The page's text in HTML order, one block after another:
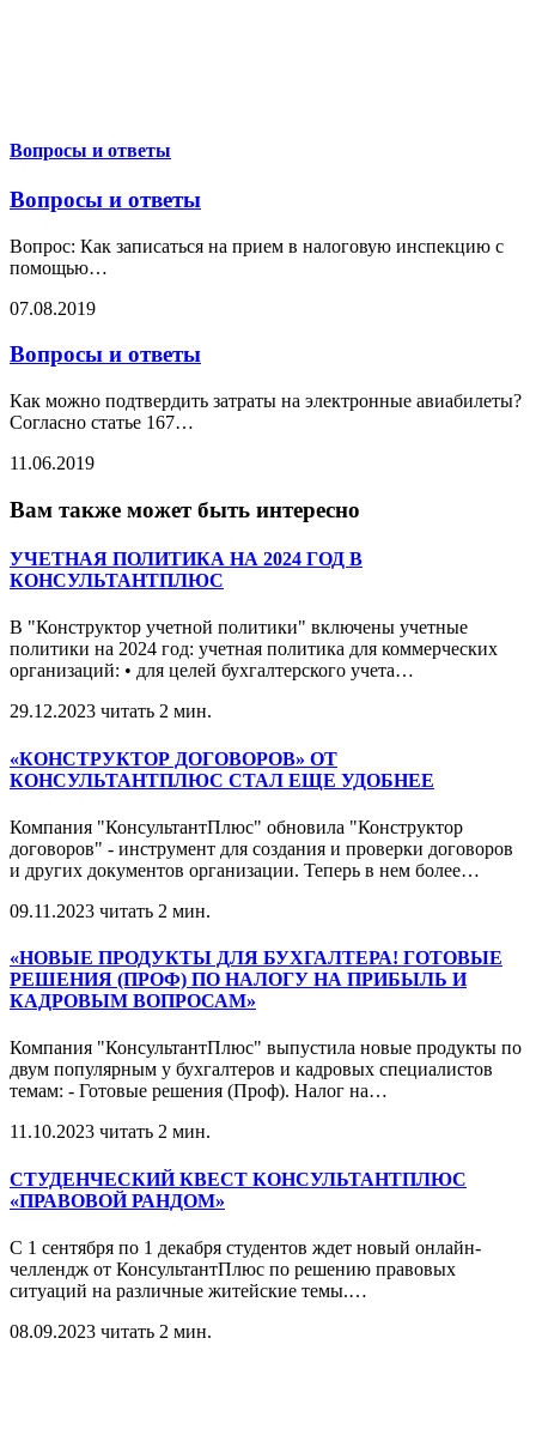
Вопросы и ответы
Вопросы и ответы
Вопрос: Как записаться на прием в налоговую инспекцию с
помощью…
07.08.2019
Вопросы и ответы
Как можно подтвердить затраты на электронные авиабилеты?
Согласно статье 167…
11.06.2019
Вам также может быть интересно
УЧЕТНАЯ ПОЛИТИКА НА 2024 ГОД В
КОНСУЛЬТАНТПЛЮС
В "Конструктор учетной политики" включены учетные
политики на 2024 год: учетная политика для коммерческих
организаций: • для целей бухгалтерского учета…
29.12.2023 читать 2 мин.
«КОНСТРУКТОР ДОГОВОРОВ» ОТ
КОНСУЛЬТАНТПЛЮС СТАЛ ЕЩЕ УДОБНЕЕ
Компания "КонсультантПлюс" обновила "Конструктор
договоров" - инструмент для создания и проверки договоров
и других документов организации. Теперь в нем более…
09.11.2023 читать 2 мин.
«НОВЫЕ ПРОДУКТЫ ДЛЯ БУХГАЛТЕРА! ГОТОВЫЕ
РЕШЕНИЯ (ПРОФ) ПО НАЛОГУ НА ПРИБЫЛЬ И
КАДРОВЫМ ВОПРОСАМ»
Компания "КонсультантПлюс" выпустила новые продукты по
двум популярным у бухгалтеров и кадровых специалистов
темам: - Готовые решения (Проф). Налог на…
11.10.2023 читать 2 мин.
СТУДЕНЧЕСКИЙ КВЕСТ КОНСУЛЬТАНТПЛЮС
«ПРАВОВОЙ РАНДОМ»
С 1 сентября по 1 декабря студентов ждет новый онлайн-
челлендж от КонсультантПлюс по решению правовых
ситуаций на различные житейские темы.…
08.09.2023 читать 2 мин.